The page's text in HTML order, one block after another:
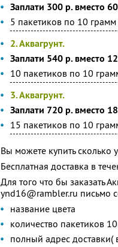
Заплати 300 р. вместо
5 пакетиков по 10
2. Аквагрунт.
Заплати 540 р. вместо
10 пакетиков по 10
3. Аквагрунт.
Заплати 720 р. вместо
15 пакетиков по 10
Вы можете купить сколько
Бесплатная доставка в
Для того что бы заказать
ynd16@rambler.ru письмо
название цвета
количество пакетиков
полный адрес доставки(